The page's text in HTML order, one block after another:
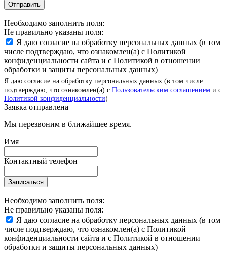
Отправить
Необходимо заполнить поля:
Не правильно указаны поля:
Я даю согласие на обработку персональных данных (в том
числе подтверждаю, что ознакомлен(а) с Политикой
конфиденциальности сайта и с Политикой в отношении
обработки и защиты персональных данных)
Я даю согласие на обработку персональных данных (в том числе
подтверждаю, что ознакомлен(а) с Пользовательским соглашением и с
Политикой конфиденциальности)
Заявка отправлена
Мы перезвоним в ближайшее время.
Имя
Контактный телефон
Записаться
Необходимо заполнить поля:
Не правильно указаны поля:
Я даю согласие на обработку персональных данных (в том
числе подтверждаю, что ознакомлен(а) с Политикой
конфиденциальности сайта и с Политикой в отношении
обработки и защиты персональных данных)